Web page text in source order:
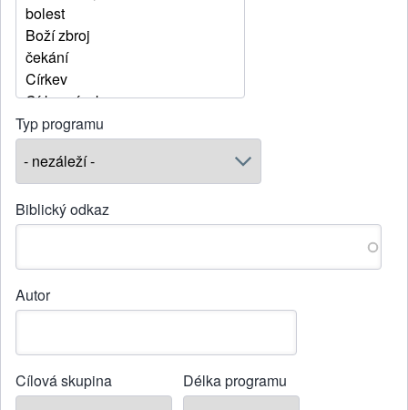
Typ programu
Biblický odkaz
Autor
Cílová skupina Délka programu